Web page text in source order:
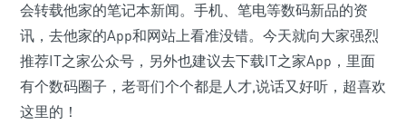
会转载他家的笔记本新闻。手机、笔电等数码新品的资
讯，去他家的App和网站上看准没错。今天就向大家强烈
推荐IT之家公众号，另外也建议去下载IT之家App，里面
有个数码圈子，老哥们个个都是人才,说话又好听，超喜欢
这里的！